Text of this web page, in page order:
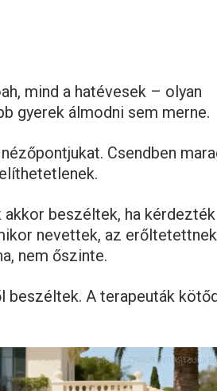
mind a hatévesek – olyan
gyerek álmodni sem merne.
Csendben
beszéltek, ha kérdezték
nevettek, az erőltetettnek
nem őszinte.
A terapeuták